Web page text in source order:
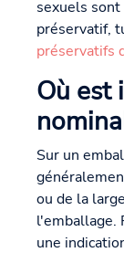
sexuels
préservatif,
préservatifs
Où est
Sur un
ou de la
l'emballage.
une